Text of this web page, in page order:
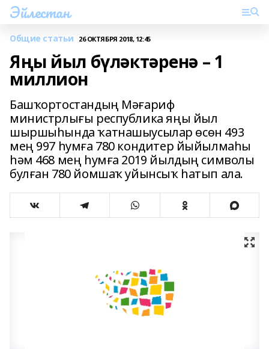
Эйлестан
Общие статьи 26 ОКТЯБРЯ 2018, 12:45
Яңы йыл бүләктәренә – 1
миллион
Башҡортостандың Мәғариф
министрлығы республика яңы йыл
шыршыһында ҡатнашыусылар өсөн 493
мең 997 һумға 780 кондитер йыйылмаһы
һәм 468 мең һумға 2019 йылдың символы
булған 780 йомшаҡ уйынсыҡ һатып ала.